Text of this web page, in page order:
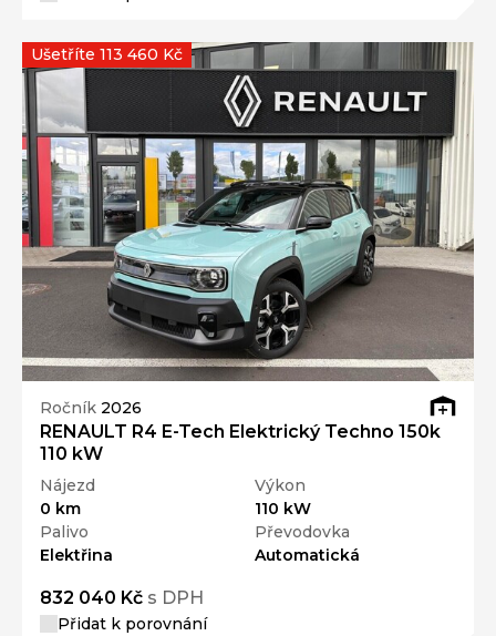
Ročník 2026
RENAULT R4 E-Tech Elektrický Techno 150k
110 kW
Nájezd
0 km
Výkon
110 kW
Palivo
Elektřina
Převodovka
Automatická
832 040 Kč s DPH
Přidat k porovnání
Ušetříte 113 460 Kč